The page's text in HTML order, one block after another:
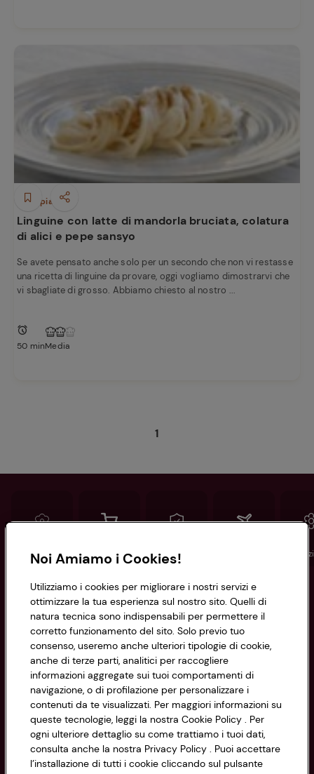
Primi piatti
Linguine con latte di mandorla bruciata, colatura
di alici e pepe sansyo
Se avete pensato anche solo per un secondo che non vi restasse
una ricetta di linguine da provare, oggi vogliamo dimostrarvi che
vi sbagliate di grosso. Abbiamo chiesto al nostro ...
50 minMedia
1
Conad Spesa online Assicurazioni
Informazioni
Privacy Policy
Cookie Policy
Impostazioni Cookie
Accessibilità
CONAD SOCIETÀ COOPERATIVA
Via Michelino, 59 | 40127 BOLOGNA
Codice Fiscale e Registro Imprese
di Bologna 00865960157
PARTITA IVA 03320960374
Noi Amiamo i Cookies!
Utilizziamo i cookies per migliorare i nostri servizi e
ottimizzare la tua esperienza sul nostro sito. Quelli di
natura tecnica sono indispensabili per permettere il
corretto funzionamento del sito. Solo previo tuo
consenso, useremo anche ulteriori tipologie di cookie,
anche di terze parti, analitici per raccogliere
informazioni aggregate sui tuoi comportamenti di
navigazione, o di profilazione per personalizzare i
contenuti da te visualizzati. Per maggiori informazioni su
queste tecnologie, leggi la nostra Cookie Policy . Per
ogni ulteriore dettaglio su come trattiamo i tuoi dati,
consulta anche la nostra Privacy Policy . Puoi accettare
l’installazione di tutti i cookie cliccando sul pulsante